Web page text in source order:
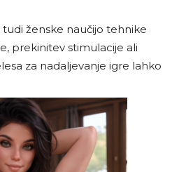
ženske naučijo tehnike
prekinitev stimulacije ali
za nadaljevanje igre lahko